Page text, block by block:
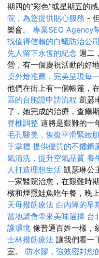
期四的“彩色”或星期五的
院，為您提供貼心服務 -
樂會。 專業SEO Agency
找值得信賴的白蟻防治公司
先人留下永恆的紀念 週二
營，有一個慶祝活動的好
桌外燴推薦，完美呈現每
他們在街上有一個帳篷，
區的台胞證申請流程 凱瑟
了，她完成的治療，查爾
脊椎調整 這將是艱難的一
毛孔醫美，恢復平滑緊緻
手掌握 提供優質的不鏽鋼
氣清洗，提升空氣品質 養
人打造理想生活 凱瑟琳公
一家醫院治愈，在艱難時
檳和煙熏鮭魚吃午餐，晚
天母撥筋療法 白內障的早
當地聚會帶來美味選擇 台
護環境 像普通百姓一樣，
士林撥筋療法 讓我們看一
室。 防水膠，強效密封您